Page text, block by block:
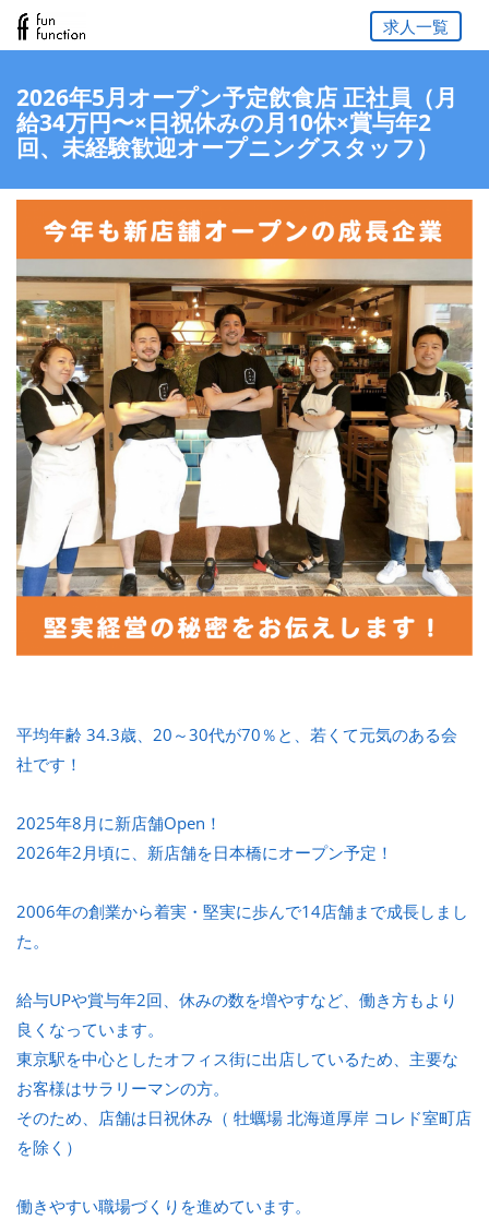
求人一覧
2026年5月オープン予定飲食店 正社員（月
給34万円〜×日祝休みの月10休×賞与年2
回、未経験歓迎オープニングスタッフ）
平均年齢 34.3歳、20～30代が70％と、若くて元気のある会
社です！
2025年8月に新店舗Open！
2026年2月頃に、新店舗を日本橋にオープン予定！
2006年の創業から着実・堅実に歩んで14店舗まで成長しまし
た。
給与UPや賞与年2回、休みの数を増やすなど、働き方もより
良くなっています。
東京駅を中心としたオフィス街に出店しているため、主要な
お客様はサラリーマンの方。
そのため、店舗は日祝休み（ 牡蠣場 北海道厚岸 コレド室町店
を除く）
働きやすい職場づくりを進めています。